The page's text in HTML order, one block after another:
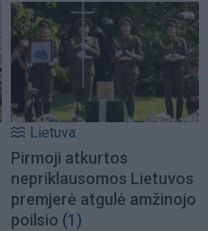
Lietuva
Pirmoji atkurtos
nepriklausomos Lietuvos
premjerė atgulė amžinojo
poilsio (1)